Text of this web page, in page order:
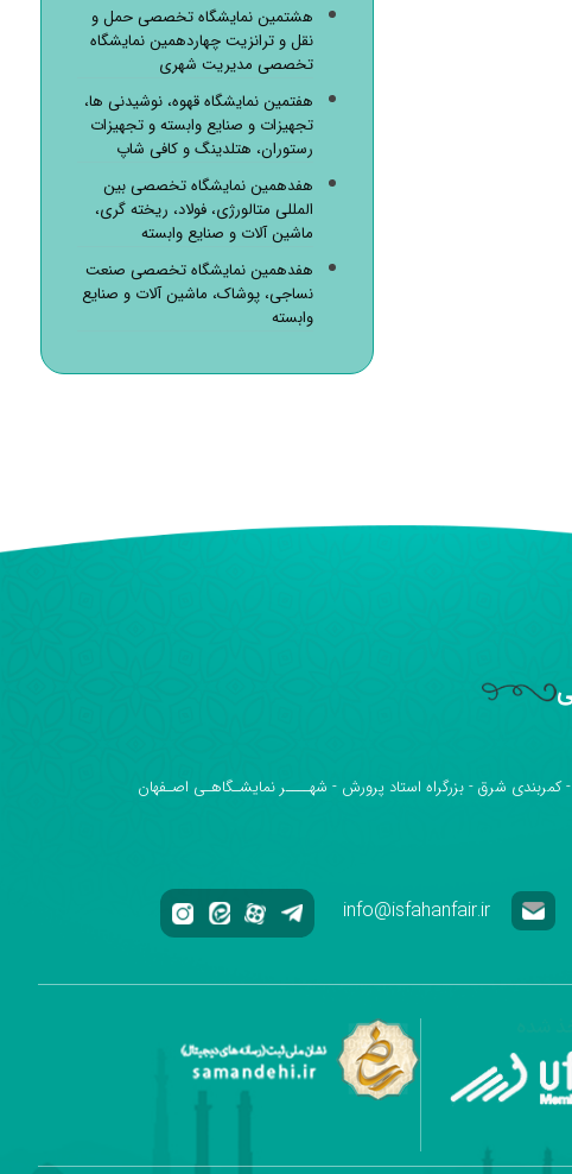
هشتمین نمایشگاه تخصصی حمل و
نقل و ترانزیت چهاردهمین نمایشگاه
تخصصی مدیریت شهری
هفتمین نمایشگاه قهوه، نوشیدنی ها،
تجهیزات و صنایع وابسته و تجهیزات
رستوران، هتلدینگ و کافی شاپ
هفدهمین نمایشگاه تخصصی بین
المللی متالورژی، فولاد، ریخته گری،
ماشین آلات و صنایع وابسته
هفدهمین نمایشگاه تخصصی صنعت
نساجی، پوشاک، ماشین آلات و صنایع
وابسته
کمربندی شرق - بزرگراه استاد پرورش - شهــــر نمایشـگاهـی اصـفهان
info@isfahanfair.ir